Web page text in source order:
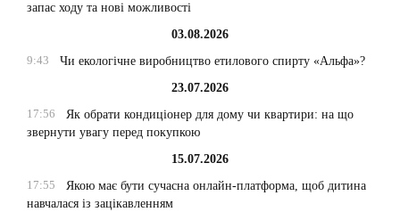
запас ходу та нові можливості
03.08.2026
9:43
Чи екологічне виробництво етилового спирту «Альфа»?
23.07.2026
17:56
Як обрати кондиціонер для дому чи квартири: на що
звернути увагу перед покупкою
15.07.2026
17:55
Якою має бути сучасна онлайн-платформа, щоб дитина
навчалася із зацікавленням